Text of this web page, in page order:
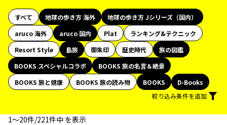
すべて 地球の歩き方 海外
地球の歩き方 Jシリーズ（国内）
aruco 海外
aruco 国内 Plat
ランキング&テクニック
Resort Style
島旅 御朱印 歴史時代
旅の図鑑
BOOKS スペシャルコラボ
BOOKS 旅の名言＆絶景
BOOKS 旅と健康
BOOKS 旅の読み物 BOOKS
D-Books
絞り込み条件を追加
1〜20件/221件中 を表示